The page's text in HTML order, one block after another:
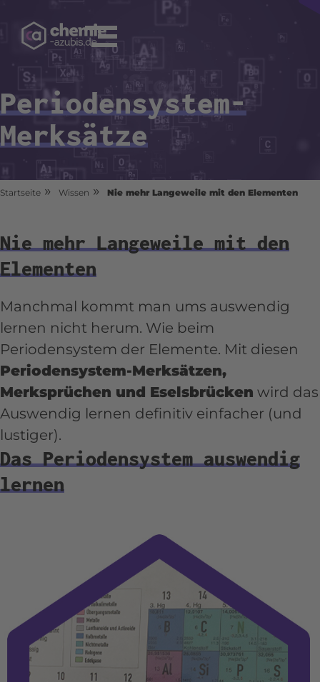
Periodensystem-
Merksätze
Startseite » Wissen » Nie mehr Langeweile mit den Elementen
Nie mehr Langeweile mit den
Elementen
Manchmal kommt man ums auswendig
lernen nicht herum. Wie beim
Periodensystem der Elemente. Mit diesen
Periodensystem-Merksätzen,
Merksprüchen und Eselsbrücken wird das
Auswendig lernen definitiv einfacher (und
lustiger).
Das Periodensystem auswendig
lernen